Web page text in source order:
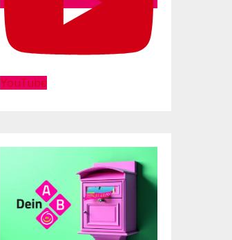
YouTube